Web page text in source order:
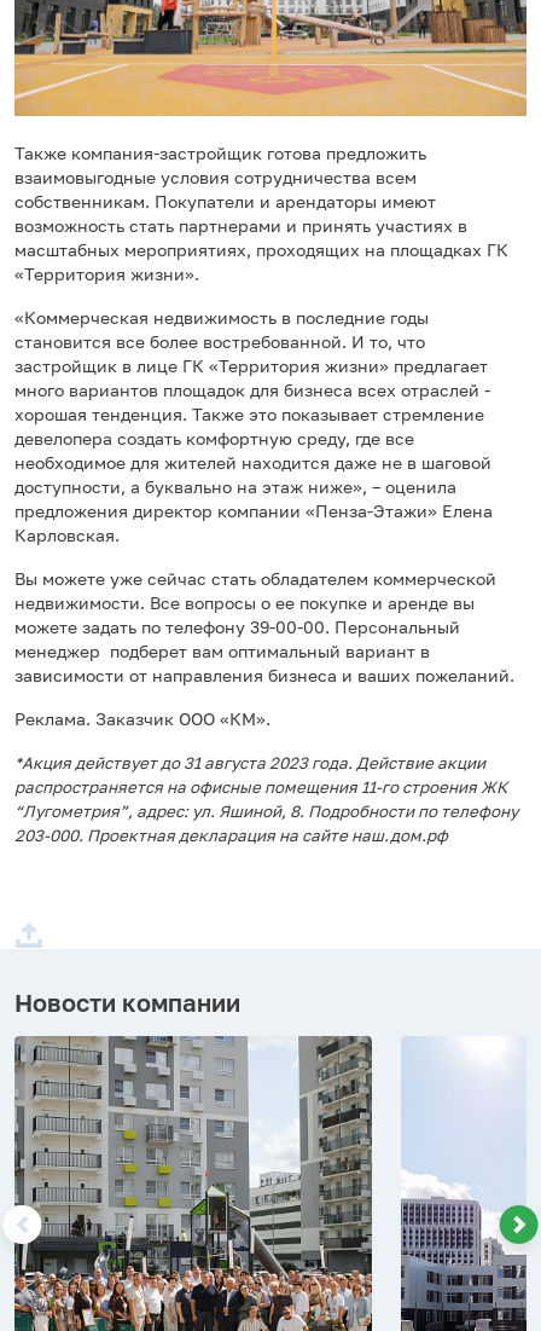
Также компания-застройщик готова предложить
взаимовыгодные условия сотрудничества всем
собственникам. Покупатели и арендаторы имеют
возможность стать партнерами и принять участиях в
масштабных мероприятиях, проходящих на площадках ГК
«Территория жизни».
«Коммерческая недвижимость в последние годы
становится все более востребованной. И то, что
застройщик в лице ГК «Территория жизни» предлагает
много вариантов площадок для бизнеса всех отраслей -
хорошая тенденция. Также это показывает стремление
девелопера создать комфортную среду, где все
необходимое для жителей находится даже не в шаговой
доступности, а буквально на этаж ниже», – оценила
предложения директор компании «Пенза-Этажи» Елена
Карловская.
Вы можете уже сейчас стать обладателем коммерческой
недвижимости. Все вопросы о ее покупке и аренде вы
можете задать по телефону 39-00-00. Персональный
менеджер подберет вам оптимальный вариант в
зависимости от направления бизнеса и ваших пожеланий.
Реклама. Заказчик ООО «КМ».
*Акция действует до 31 августа 2023 года. Действие акции
распространяется на офисные помещения 11-го строения ЖК
“Лугометрия”, адрес: ул. Яшиной, 8. Подробности по телефону
203-000. Проектная декларация на сайте наш.дом.рф
Новости компании